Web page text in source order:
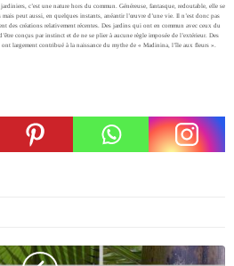
c’est une nature hors du commun. Généreuse, fantasque, redoutable, elle se
peut aussi, en quelques instants, anéantir l’œuvre d’une vie. Il n’est donc pas
des créations relativement récentes. Des jardins qui ont en commun avec ceux du
conçus par instinct et de ne se plier à aucune règle imposée de l’extérieur. Des
largement contribué à la naissance du mythe de « Madinina, l’île aux fleurs ».